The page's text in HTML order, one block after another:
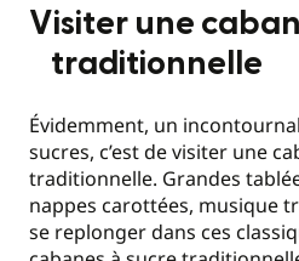
Visiter une
traditionnelle
Évidemment, un
sucres, c’est de visiter une
traditionnelle. Grandes
nappes carottées, musique
se replonger dans ces